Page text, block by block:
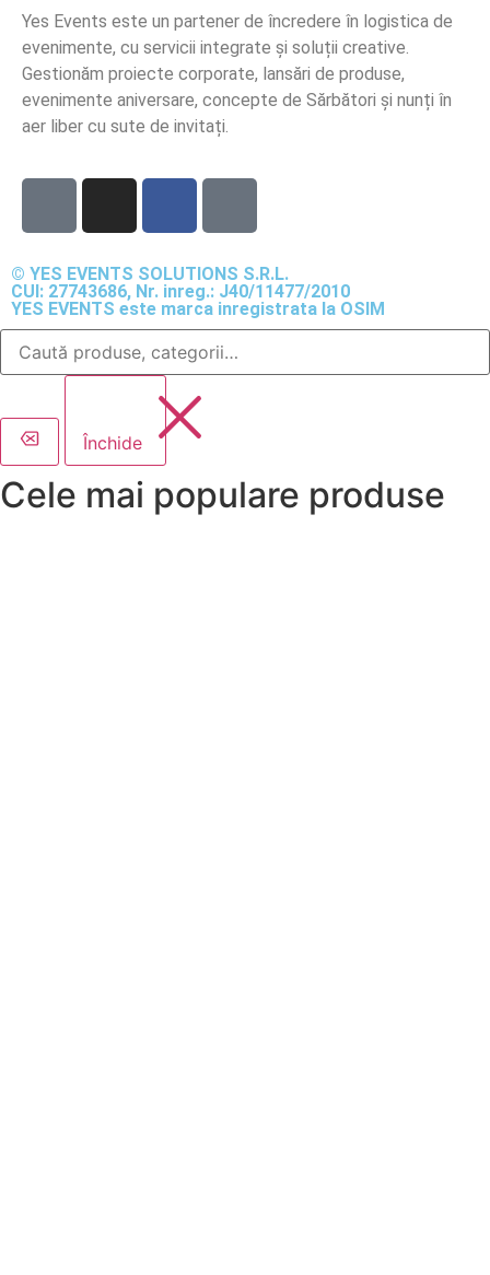
Yes Events este un partener de încredere în logistica de
evenimente, cu servicii integrate și soluții creative.
Gestionăm proiecte corporate, lansări de produse,
evenimente aniversare, concepte de Sărbători și nunți în
aer liber cu sute de invitați.
© YES EVENTS SOLUTIONS S.R.L.
CUI: 27743686, Nr. inreg.: J40/11477/2010
YES EVENTS este marca inregistrata la OSIM
Închide
Cele mai populare produse